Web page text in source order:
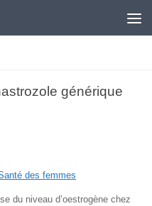
générique
des femmes
du niveau d’oestrogène chez